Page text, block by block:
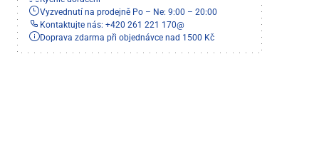
Vyzvednutí na prodejně Po – Ne: 9:00 – 20:00
Kontaktujte nás: +420 261 221 170@
Doprava zdarma při objednávce nad 1500 Kč